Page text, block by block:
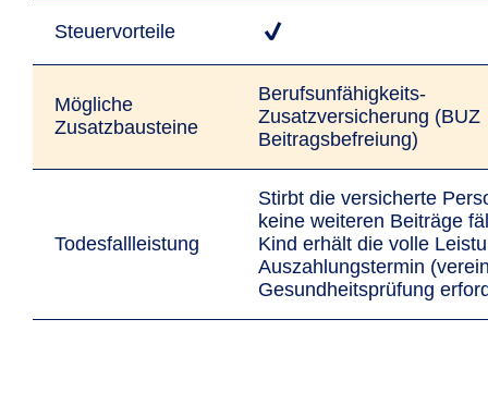
Steuervorteile
Mögliche
Zusatzbausteine
Berufsunfähigkeits-
Zusatzversicherung (BUZ
Beitragsbefreiung)
Todesfallleistung
Stirbt die versicherte
keine weiteren Beiträge
Kind erhält die volle
Auszahlungstermin
Gesundheitsprüfung